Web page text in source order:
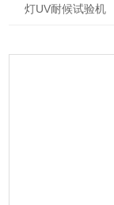
灯UV耐候试验机